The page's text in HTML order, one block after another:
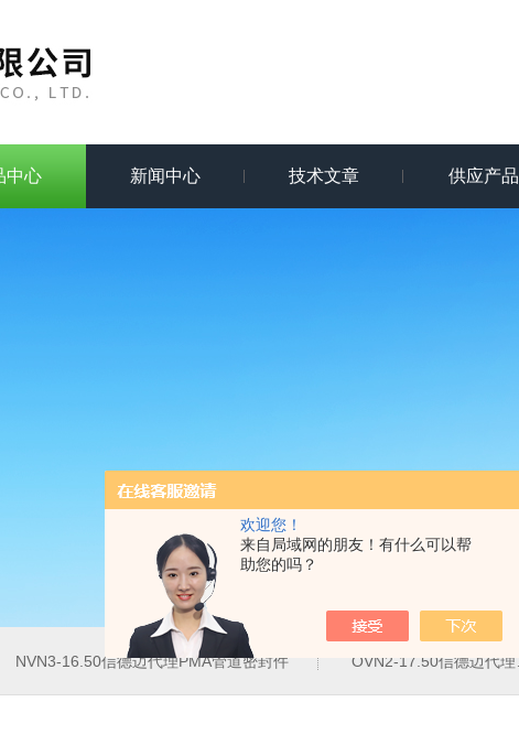
欢迎您！
来自局域网的朋友！有什么可以帮
助您的吗？
中心 新闻中心 技术文章 供应产品
NVN3-16.50信德迈代理PMA管道密封件 OVN2-17.50信德迈代理PMA导管夹